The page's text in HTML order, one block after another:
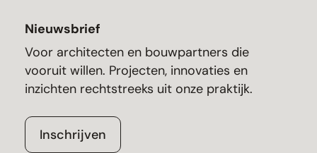
Nieuwsbrief
Voor architecten en bouwpartners die
vooruit willen. Projecten, innovaties en
inzichten rechtstreeks uit onze praktijk.
Inschrijven